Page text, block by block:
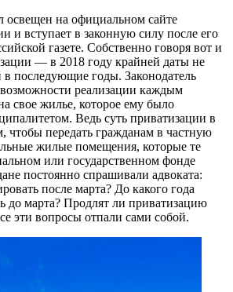
освещен на официальном сайте
и вступает в законную силу после его
газете. Собственно говоря вот и
— в 2018 году крайней даты не
в последующие годы. Законодатель
реализации каждым
свое жилье, которое ему было
Ведь суть приватизации в
чтобы передать гражданам в частную
жилые помещения, которые те
или государственном фонде
постоянно спрашивали адвоката:
после марта? До какого года
до марта? Продлят ли приватизацию
эти вопросы отпали сами собой.